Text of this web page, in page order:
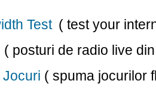
Test ( test your
( posturi de radio live
Jocuri ( spuma jocurilor